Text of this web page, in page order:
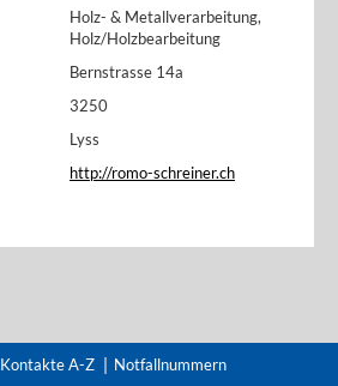
Holz- & Metallverarbeitung,
Holz/Holzbearbeitung
Bernstrasse 14a
3250
Lyss
http://romo-schreiner.ch
Kontakte A-Z Notfallnummern